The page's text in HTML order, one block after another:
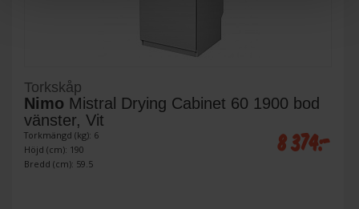
Torkskåp
Nimo Mistral Drying Cabinet 60 1900 bod
vänster, Vit
Torkmängd (kg): 6
Höjd (cm): 190
Bredd (cm): 59.5
8 374:-